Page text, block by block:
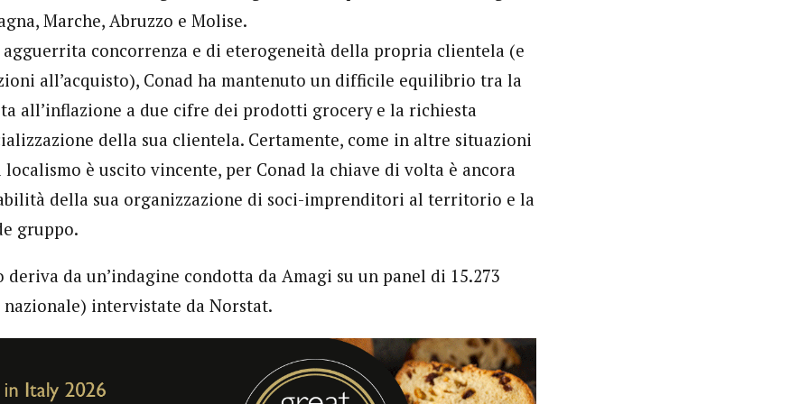
Marche, Abruzzo e Molise.
concorrenza e di eterogeneità della propria clientela (e
all’acquisto), Conad ha mantenuto un difficile equilibrio tra la
all’inflazione a due cifre dei prodotti grocery e la richiesta
della sua clientela. Certamente, come in altre situazioni
è uscito vincente, per Conad la chiave di volta è ancora
della sua organizzazione di soci-imprenditori al territorio e la
gruppo.
da un’indagine condotta da Amagi su un panel di 15.273
nazionale) intervistate da Norstat.